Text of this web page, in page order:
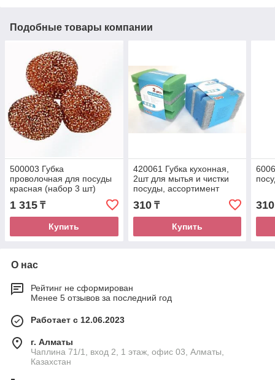
Подобные товары компании
500003 Губка
проволочная для посуды
красная (набор 3 шт)
1 315 ₸
Купить
420061 Губка кухонная,
2шт для мытья и чистки
посуды, ассортимент
цветов
310₸
Купить
310
О нас
Рейтинг не сформирован
Менее 5 отзывов за последний год
Работает с 12.06.2023
г. Алматы
Чаплина 71/1, вход 2, 1 этаж, офис 03, Алматы,
Казахстан